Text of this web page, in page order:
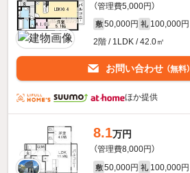
（管理費5,000円）
敷 50,000円 礼 100,000円
2階 / 1LDK / 42.0㎡
お問い合わせ （無料）
ほか提供
8.1万円
（管理費8,000円）
敷 50,000円 礼 100,000円